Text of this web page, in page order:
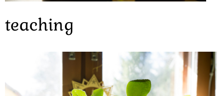
teaching